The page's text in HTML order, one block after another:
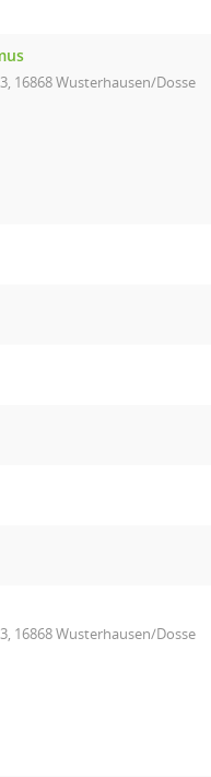
16868 Wusterhausen/Dosse
16868 Wusterhausen/Dosse